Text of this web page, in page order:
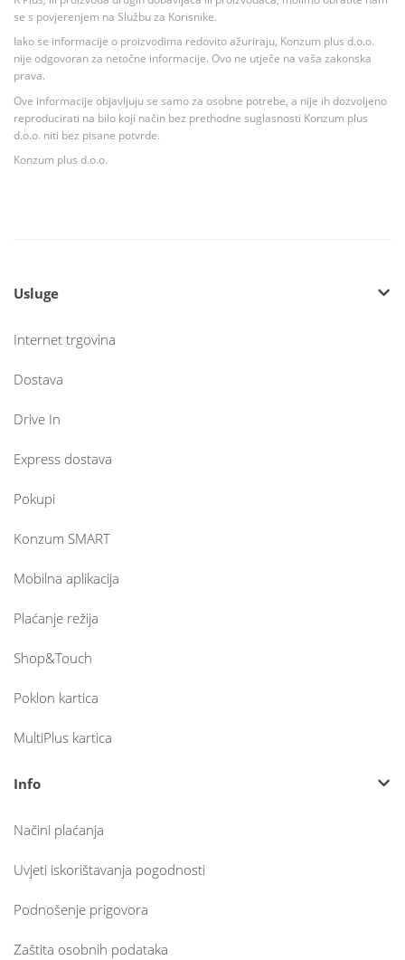
se s povjerenjem na Službu za Korisnike.
Iako se informacije o proizvodima redovito ažuriraju, Konzum plus d.o.o.
nije odgovoran za netočne informacije. Ovo ne utječe na vaša zakonska
prava.
Ove informacije objavljuju se samo za osobne potrebe, a nije ih dozvoljeno
reproducirati na bilo koji način bez prethodne suglasnosti Konzum plus
d.o.o. niti bez pisane potvrde.
Konzum plus d.o.o.
Usluge
Internet trgovina
Dostava
Drive In
Express dostava
Pokupi
Konzum SMART
Mobilna aplikacija
Plaćanje režija
Shop&Touch
Poklon kartica
MultiPlus kartica
Info
Načini plaćanja
Uvjeti iskorištavanja pogodnosti
Podnošenje prigovora
Zaštita osobnih podataka